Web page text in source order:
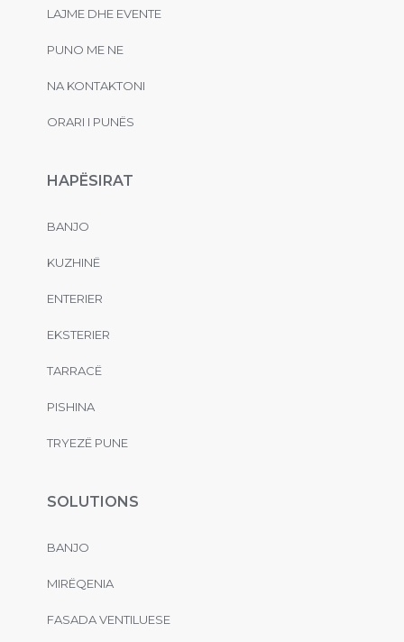
LAJME DHE EVENTE
PUNO ME NE
NA KONTAKTONI
ORARI I PUNËS
HAPËSIRAT
BANJO
KUZHINË
ENTERIER
EKSTERIER
TARRACË
PISHINA
TRYEZË PUNE
SOLUTIONS
BANJO
MIRËQENIA
FASADA VENTILUESE